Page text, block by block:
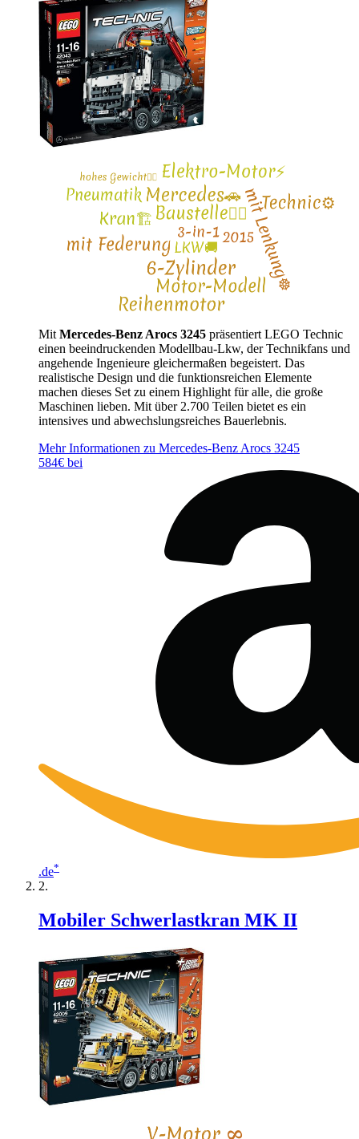
Mit Mercedes-Benz Arocs 3245 präsentiert LEGO Technic
einen beeindruckenden Modellbau-Lkw, der Technikfans und
angehende Ingenieure gleichermaßen begeistert. Das
realistische Design und die funktionsreichen Elemente
machen dieses Set zu einem Highlight für alle, die große
Maschinen lieben. Mit über 2.700 Teilen bietet es ein
intensives und abwechslungsreiches Bauerlebnis.
Mehr Informationen zu Mercedes-Benz Arocs 3245
584€ bei
.de*
Mobiler Schwerlastkran MK II